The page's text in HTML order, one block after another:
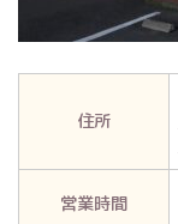
住所
営業時間